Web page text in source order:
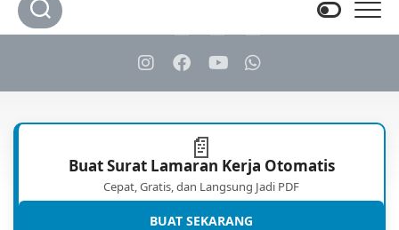
📄
Buat Surat Lamaran Kerja Otomatis
Cepat, Gratis, dan Langsung Jadi PDF
BUAT SEKARANG